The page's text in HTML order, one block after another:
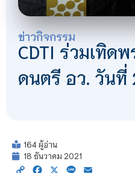
ข่าวกิจกรรม
CDTI ร่วมเทิด
ดนตรี อว. วันที่
164 ผู้อ่าน
18 ธันวาคม 2021
Copy Facebook
X Line